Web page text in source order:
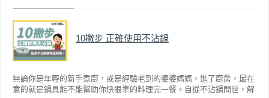
10撇步 正確使用不沾鍋
無論你是年輕的新手煮廚，或是經驗老到的婆婆媽媽，進了廚房，最在
意的就是鍋具能不能幫助你快狠準的料理完一餐。自從不沾鍋問世，解